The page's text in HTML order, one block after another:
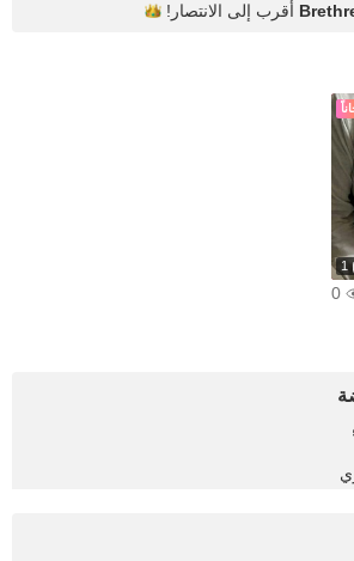
أقرب إلى الانتصار!
1
0